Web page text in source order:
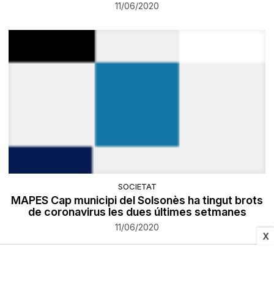
X
11/06/2020
SOCIETAT
MAPES Cap municipi del Solsonès ha tingut brots
de coronavirus les dues últimes setmanes
11/06/2020